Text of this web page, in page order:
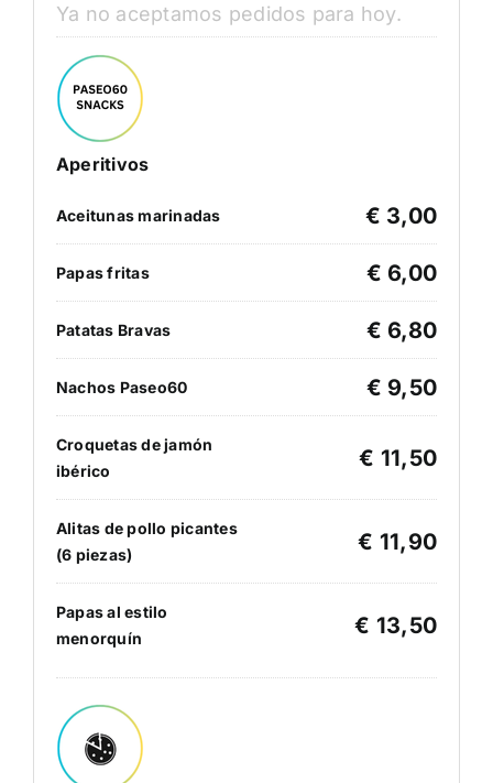
Ya no aceptamos pedidos para hoy.
Aperitivos
Aceitunas marinadas € 3,00
Papas fritas € 6,00
Patatas Bravas € 6,80
Nachos Paseo60 € 9,50
Croquetas de jamón
ibérico
€ 11,50
Alitas de pollo picantes
(6 piezas)
€ 11,90
Papas al estilo
menorquín
€ 13,50